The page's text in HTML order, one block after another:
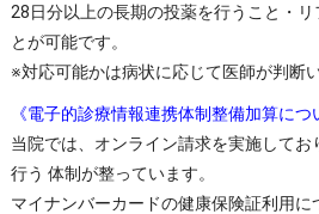
28日分以上の長期の投薬を行うこと・
とが可能です。
※対応可能かは病状に応じて医師が判断
《電子的診療情報連携体制整備加算につ
当院では、オンライン請求を実施して
行う 体制が整っています。
マイナンバーカードの健康保険証利用